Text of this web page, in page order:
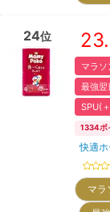
24位
マラソ
最強翌
SPU(
1334ポ
快適
マ